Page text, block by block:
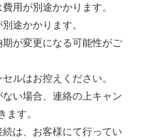
用が別途かかります。
途かかります。
が変更になる可能性がご
ルはお控えください。
い場合、連絡の上キャン
す。
は、お客様にて行ってい